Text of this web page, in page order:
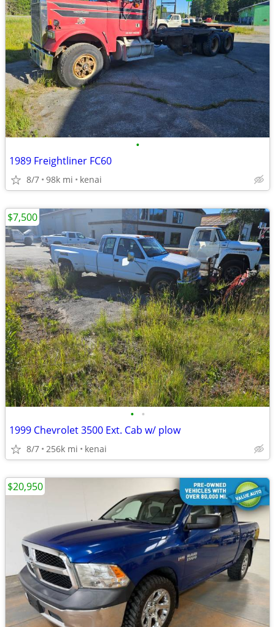
•
1989 Freightliner FC60
8/7 98k mi kenai
• •
1999 Chevrolet 3500 Ext. Cab w/ plow
8/7 256k mi kenai
$7,500
$20,950